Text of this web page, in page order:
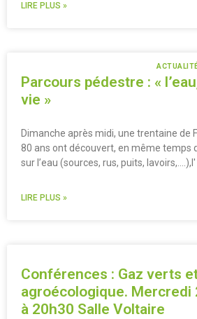
LIRE PLUS »
Parcours pédestre : «
vie »
Dimanche après midi, une trentaine de
80 ans ont découvert, en même temps
sur l’eau (sources, rus, puits,
LIRE PLUS »
Conférences : Gaz verts
agroécologique. Mercredi
à 20h30 Salle Voltaire